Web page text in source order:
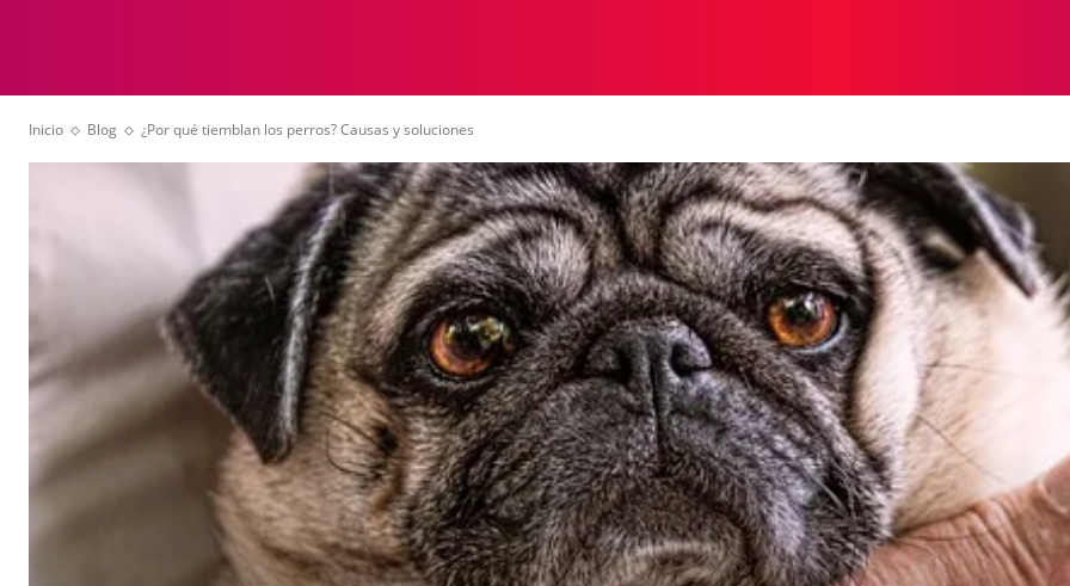
Inicio Blog ¿Por qué tiemblan los perros? Causas y soluciones